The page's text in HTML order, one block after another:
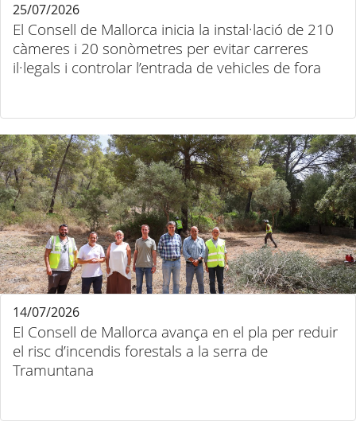
El Consell de Mallorca inicia la instal·lació de 210
càmeres i 20 sonòmetres per evitar carreres
il·legals i controlar l’entrada de vehicles de fora
25/07/2026
El Consell de Mallorca avança en el pla per reduir
el risc d’incendis forestals a la serra de
Tramuntana
14/07/2026